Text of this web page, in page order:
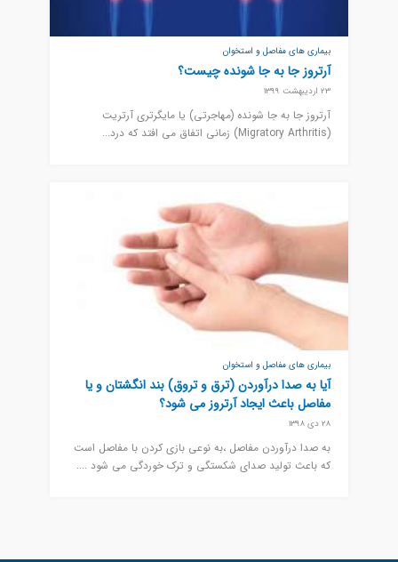
بیماری های مفاصل و استخوان
آرتروز جا به جا شونده چیست؟
23 اردیبهشت 1399
آرتروز جا به جا شونده (مهاجرتی) یا مایگرتری آرتریت
(Migratory Arthritis) زمانی اتفاق می افتد که درد...
بیماری های مفاصل و استخوان
آیا به صدا درآوردن (ترق و تروق) بند انگشتان و یا
مفاصل باعث ایجاد آرتروز می شود؟
28 دی 1398
به صدا درآوردن مفاصل ،به نوعی بازی کردن با مفاصل است
که باعث تولید صدای شکستگی و ترک خوردگی می شود ....